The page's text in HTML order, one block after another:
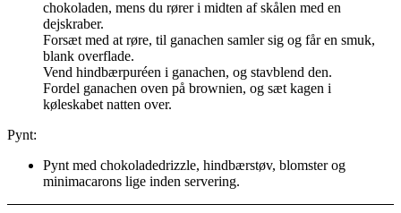
chokoladen, mens du rører i midten af skålen med en
dejskraber.
Forsæt med at røre, til ganachen samler sig og får en smuk,
blank overflade.
Vend hindbærpuréen i ganachen, og stavblend den.
Fordel ganachen oven på brownien, og sæt kagen i
køleskabet natten over.
Pynt:
Pynt med chokoladedrizzle, hindbærstøv, blomster og
minimacarons lige inden servering.